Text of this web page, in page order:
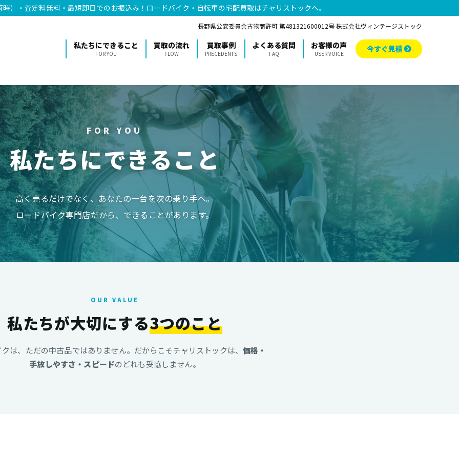
）・査定料無料・最短即日でのお振込み！ロードバイク・自転車の宅配買取はチャリストックへ。
長野県公安委員会古物商許可 第481321600012号 株式会社ヴィンテージストック
私たちにできること
FOR YOU
買取の流れ
FLOW
買取事例
PRECEDENTS
よくある質問
FAQ
お客様の声
USER VOICE 今すぐ見積
FOR YOU
私たちにできること
高く売るだけでなく、あなたの一台を次の乗り手へ。
ロードバイク専門店だから、できることがあります。
OUR VALUE
私たちが大切にする3つのこと
は、ただの中古品ではありません。だからこそチャリストックは、価格・
手放しやすさ・スピードのどれも妥協しません。